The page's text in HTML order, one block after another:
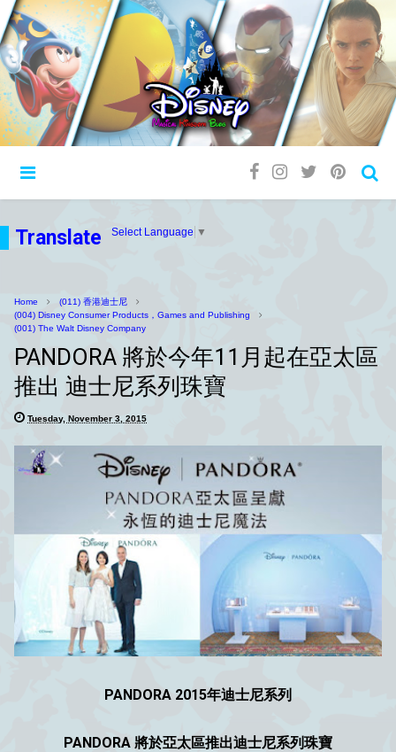
Translate Select Language ▼
Home
(011) 香港迪士尼
(004) Disney Consumer Products，Games and Publishing
(001) The Walt Disney Company
PANDORA 將於今年11月起在亞太區
推出 迪士尼系列珠寶
Tuesday, November 3, 2015
PANDORA 2015年迪士尼系列
PANDORA 將於亞太區推出迪士尼系列珠寶